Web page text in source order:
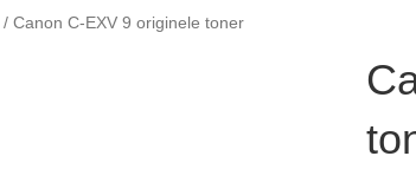
/ Canon C-EXV 9 originele toner